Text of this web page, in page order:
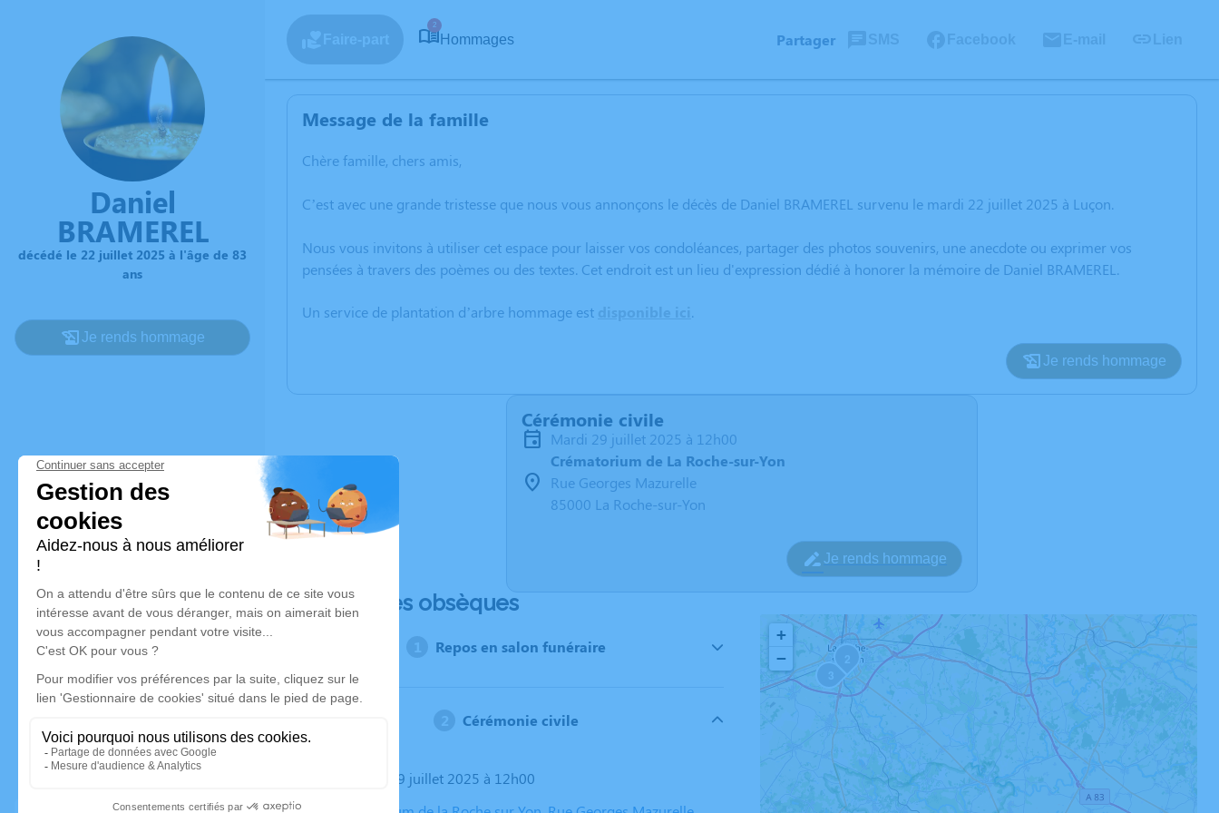
Daniel
BRAMEREL
décédé le 22 juillet 2025 à l'âge de 83
ans
Je rends hommage
2
Hommages Partager
Message de la famille
Chère famille, chers amis,
C’est avec une grande tristesse que nous vous annonçons le décès de Daniel BRAMEREL survenu le mardi 22 juillet 2025 à Luçon.
Nous vous invitons à utiliser cet espace pour laisser vos condoléances, partager des photos souvenirs, une anecdote ou exprimer vos
pensées à travers des poèmes ou des textes. Cet endroit est un lieu d'expression dédié à honorer la mémoire de Daniel BRAMEREL.
Un service de plantation d’arbre hommage est .
Je rends hommage
Cérémonie civile
mardi 29 juillet 2025 à 12h00
Crématorium de La Roche-sur-Yon
Rue Georges Mazurelle
85000 La Roche-sur-Yon
Je rends hommage
Déroulé des obsèques
Repos en salon funéraire
Cérémonie civile
Le mardi 29 juillet 2025 à 12h00
+
−